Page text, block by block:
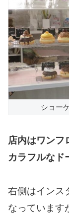
ショー
店内はワンフ
カラフルなド
右側はインス
なっています